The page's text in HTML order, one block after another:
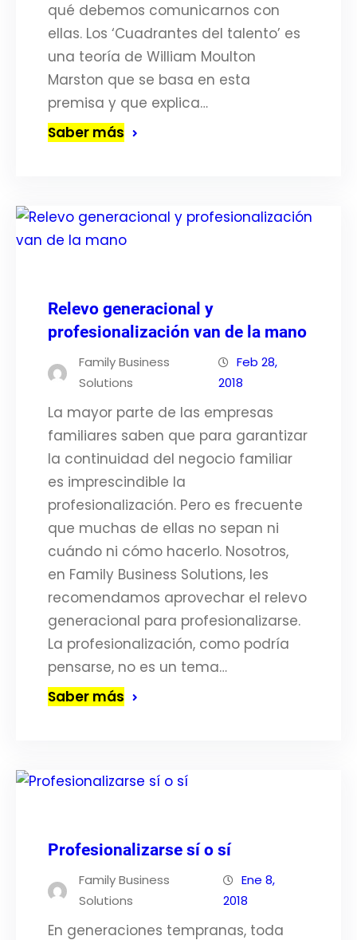
qué debemos comunicarnos con
ellas. Los ‘Cuadrantes del talento’ es
una teoría de William Moulton
Marston que se basa en esta
premisa y que explica…
Saber más
Relevo generacional y
profesionalización van de la mano
Family Business
Solutions
Feb 28,
2018
La mayor parte de las empresas
familiares saben que para garantizar
la continuidad del negocio familiar
es imprescindible la
profesionalización. Pero es frecuente
que muchas de ellas no sepan ni
cuándo ni cómo hacerlo. Nosotros,
en Family Business Solutions, les
recomendamos aprovechar el relevo
generacional para profesionalizarse.
La profesionalización, como podría
pensarse, no es un tema…
Saber más
Profesionalizarse sí o sí
Family Business
Solutions
Ene 8,
2018
En generaciones tempranas, toda